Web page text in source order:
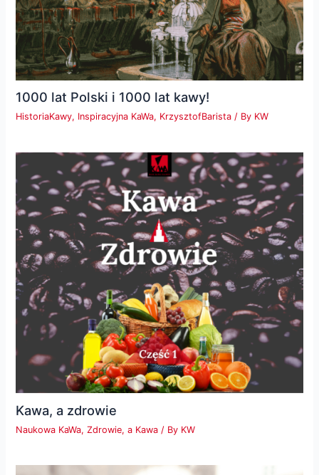
1000 lat Polski i 1000 lat kawy!
HistoriaKawy, Inspiracyjna KaWa, KrzysztofBarista / By KW
Kawa, a zdrowie
Naukowa KaWa,Zdrowie, a Kawa / By KW